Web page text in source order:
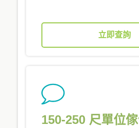
立即查詢
150-250 尺單位